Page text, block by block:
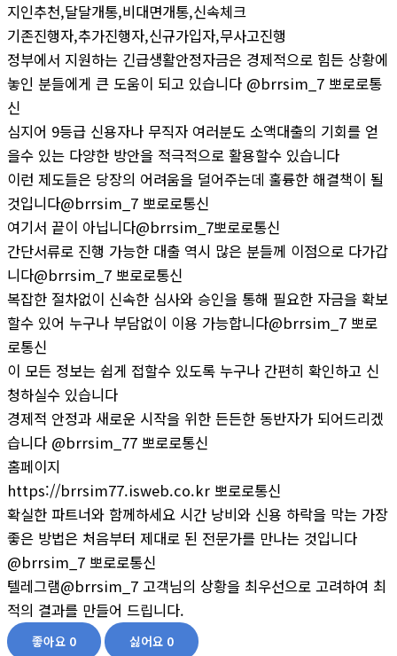
지인추천,달달개통,비대면개통,신속체크
기존진행자,추가진행자,신규가입자,무사고진행
정부에서 지원하는 긴급생활안정자금은 경제적으로 힘든 상황에
놓인 분들에게 큰 도움이 되고 있습니다 @brrsim_7 뽀로로통
신
심지어 9등급 신용자나 무직자 여러분도 소액대출의 기회를 얻
을수 있는 다양한 방안을 적극적으로 활용할수 있습니다
이런 제도들은 당장의 어려움을 덜어주는데 훌륭한 해결책이 될
것입니다@brrsim_7 뽀로로통신
여기서 끝이 아닙니다@brrsim_7뽀로로통신
간단서류로 진행 가능한 대출 역시 많은 분들께 이점으로 다가갑
니다@brrsim_7 뽀로로통신
복잡한 절차없이 신속한 심사와 승인을 통해 필요한 자금을 확보
할수 있어 누구나 부담없이 이용 가능합니다@brrsim_7 뽀로
로통신
이 모든 정보는 쉽게 접할수 있도록 누구나 간편히 확인하고 신
청하실수 있습니다
경제적 안정과 새로운 시작을 위한 든든한 동반자가 되어드리겠
습니다 @brrsim_77 뽀로로통신
홈페이지
https://brrsim77.isweb.co.kr 뽀로로통신
확실한 파트너와 함께하세요 시간 낭비와 신용 하락을 막는 가장
좋은 방법은 처음부터 제대로 된 전문가를 만나는 것입니다
@brrsim_7 뽀로로통신
텔레그램@brrsim_7 고객님의 상황을 최우선으로 고려하여 최
적의 결과를 만들어 드립니다.
좋아요 0 싫어요 0